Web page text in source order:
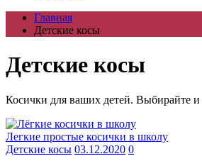
Главная
Детские косы
Детские косы
Косички для ваших детей. Выбирайте
Легкие простые косички в школу
Детские косы 03.12.2020 0